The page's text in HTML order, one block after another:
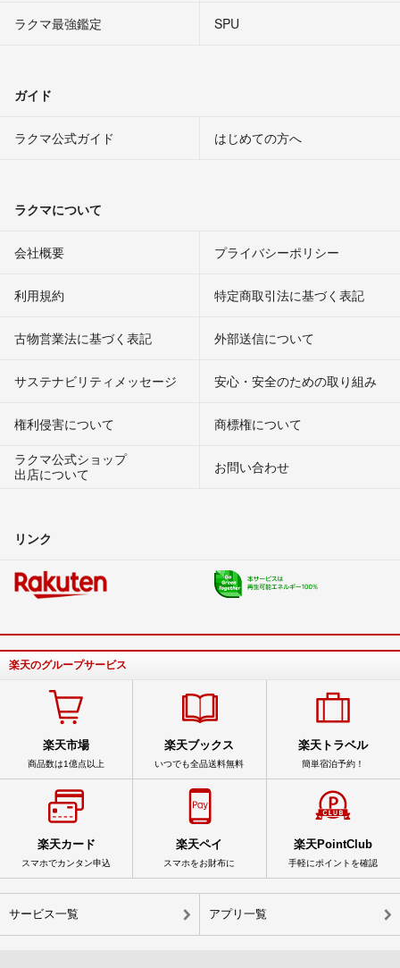
ラクマ最強鑑定
SPU
ガイド
ラクマ公式ガイド はじめての方へ
ラクマについて
会社概要 プライバシーポリシー
利用規約 特定商取引法に基づく表記
古物営業法に基づく表記 外部送信について
サステナビリティメッセージ 安心・安全のための取り組み
権利侵害について
商標権について
ラクマ公式ショップ
出店について
お問い合わせ
リンク
楽天のグループサービス
楽天市場
商品数は1億点以上
楽天ブックス
いつでも全品送料無料
楽天トラベル
簡単宿泊予約！
楽天カード
スマホでカンタン申込
楽天ペイ
スマホをお財布に
楽天PointClub
手軽にポイントを確認
サービス一覧 アプリ一覧